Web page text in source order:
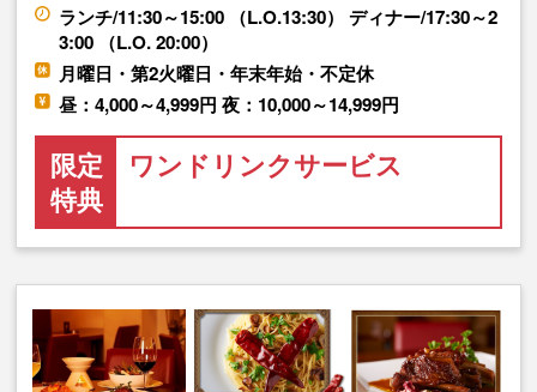
ランチ/11:30～15:00 （L.O.13:30） ディナー/17:30～2
3:00 （L.O. 20:00）
月曜日・第2火曜日・年末年始・不定休
昼：4,000～4,999円 夜：10,000～14,999円
限定
特典
ワンドリンクサービス